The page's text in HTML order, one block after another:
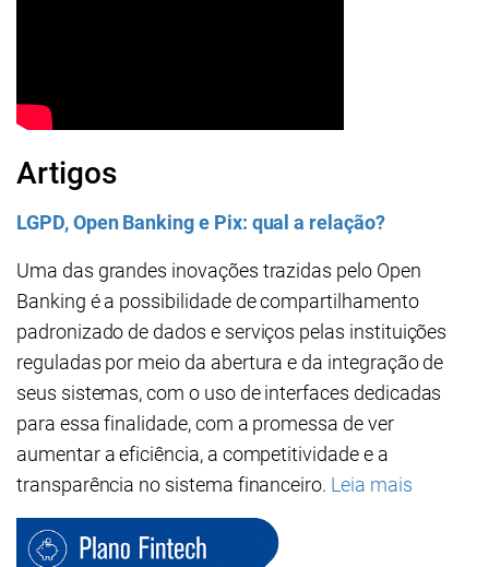
Artigos
LGPD, Open Banking e Pix: qual a relação?
Uma das grandes inovações trazidas pelo Open
Banking é a possibilidade de compartilhamento
padronizado de dados e serviços pelas instituições
reguladas por meio da abertura e da integração de
seus sistemas, com o uso de interfaces dedicadas
para essa finalidade, com a promessa de ver
aumentar a eficiência, a competitividade e a
transparência no sistema financeiro. Leia mais